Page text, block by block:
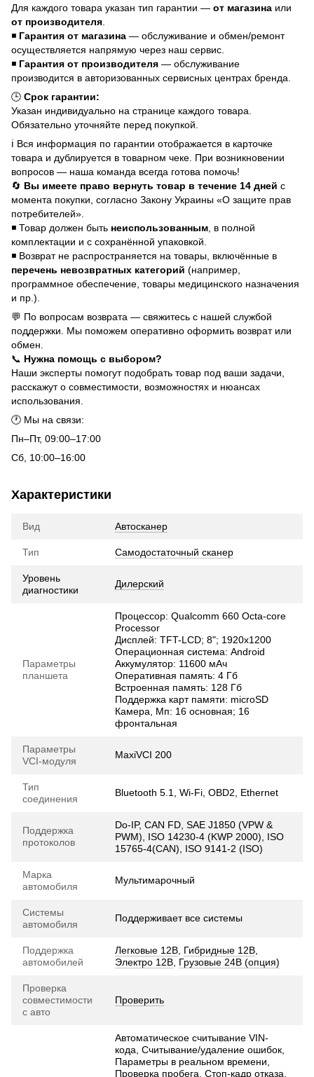
Для каждого товара указан тип гарантии — от магазина или
от производителя
◾ Гарантия от магазина — обслуживание и обмен/ремонт
осуществляется напрямую через наш сервис.
◾ Гарантия от производителя — обслуживание
производится в авторизованных сервисных центрах бренда.
🕒 Срок гарантии:
Указан индивидуально на странице каждого товара.
Обязательно уточняйте перед покупкой.
ℹ️ Вся информация по гарантии отображается в карточке
товара и дублируется в товарном чеке. При возникновении
вопросов — наша команда всегда готова помочь!
🔄 Вы имеете право вернуть товар в течение 14 дней с
момента покупки, согласно Закону Украины «О защите прав
потребителей».
◾ Товар должен быть неиспользованным , в полной
комплектации и с сохранённой упаковкой.
◾ Возврат не распространяется на товары, включённые в
перечень невозвратных категорий (например,
программное обеспечение, товары медицинского назначения
и пр.).
💬 По вопросам возврата — свяжитесь с нашей службой
поддержки. Мы поможем оперативно оформить возврат или
обмен.
📞 Нужна помощь с выбором?
Наши эксперты помогут подобрать товар под ваши задачи,
расскажут о совместимости, возможностях и нюансах
использования.
🕐 Мы на связи:
Пн–Пт, 09:00–17:00
Сб, 10:00–16:00
Характеристики
Вид Автосканер
Тип Самодостаточный сканер
Уровень
диагностики
Дилерский
Параметры
планшета
Процессор: Qualcomm 660 Octa-core
Processor
Дисплей: TFT-LCD; 8"; 1920х1200
Операционная система: Android
Аккумулятор: 11600 мАч
Оперативная память: 4 Гб
Встроенная память: 128 Гб
Поддержка карт памяти: microSD
Камера, Мп: 16 основная; 16
фронтальная
Параметры
VCI-модуля
MaxiVCI 200
Тип
соединения
Bluetooth 5.1, Wi-Fi, OBD2, Ethernet
Поддержка
протоколов
Do-IP, CAN FD, SAE J1850 (VPW &
PWM), ISO 14230-4 (KWP 2000), ISO
15765-4(CAN), ISO 9141-2 (ISO)
Марка
автомобиля
Мультимарочный
Системы
автомобиля
Поддерживает все системы
Поддержка
автомобилей
Легковые 12В Гибридные 12В
Электро 12В Грузовые 24В (опция)
Проверка
совместимости
с авто
Проверить
Автоматическое считывание VIN-
кода, Считывание/удаление ошибок,
Параметры в реальном времени,
Проверка пробега, Стоп-кадр отказа,